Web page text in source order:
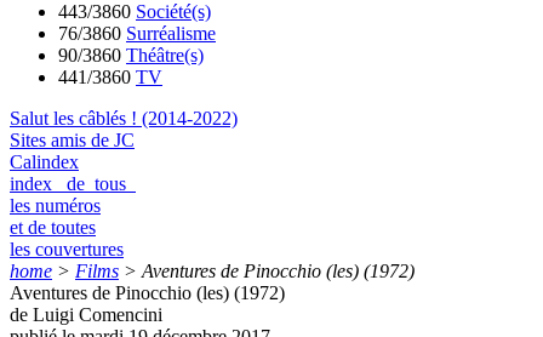
443/3860 Société(s)
76/3860 Surréalisme
90/3860 Théâtre(s)
441/3860 TV
Salut les câblés ! (2014-2022)
Sites amis de JC
Calindex
index de tous
les numéros
et de toutes
les couvertures
home > Films > Aventures de Pinocchio (les) (1972)
Aventures de Pinocchio (les) (1972)
de Luigi Comencini